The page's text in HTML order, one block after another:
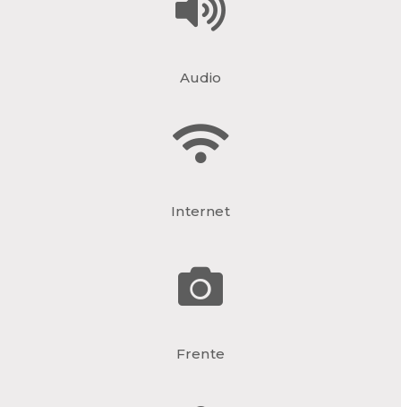
Audio
Internet
Frente